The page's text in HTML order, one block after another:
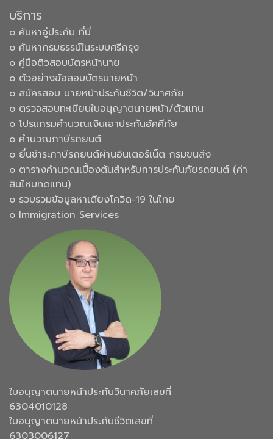
บริการ
๐ ค้นหาอู่ประกัน ที่นี่
๐ ค้นหากรมธรรม์ในระบบศรีกรุง
๐ คู่มือติวสอบบัตรหน้านาย
๐ ตัวอย่างข้อสอบบัตรนายหน้า
๐ สมัครสอบ นายหน้าประกันชีวิต/วินาศภัย
๐ ตรวจสอบทะเบียนใบอนุญาตนายหน้า/ตัวแทน
๐ โปรแกรมคำนวณเงินเอาประกันอัคคีภัย
๐ คำนวณภาษีรถยนต์
๐ ยื่นชำระภาษีรถยนต์ผ่านอินเตอร์เน็ต กรมขนส่ง
๐ ตารางคำนวณเบื้องต้นสำหรับการประกันภัยรถยนต์ (ค่า
สินไหมทดแทน)
๐ รวบรวมข้อมูลหาเตียงโควิด-19 ในไทย
๐ Immigration Services
ใบอนุญาตนายหน้าประกันวินาศภัยเลขที่
6304010128
ใบอนุญาตนายหน้าประกันชีวิตเลขที่
6303006127